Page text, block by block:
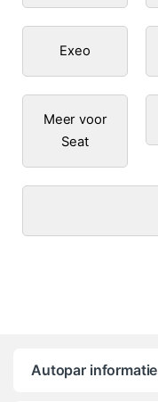
Exeo
Meer voor
Seat
Autopar informatie